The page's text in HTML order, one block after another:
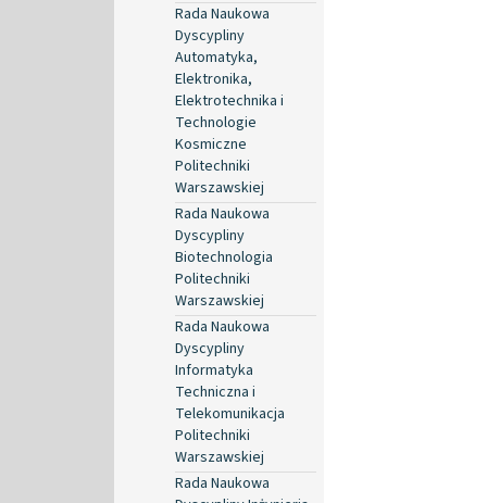
Rada Naukowa
Dyscypliny
Automatyka,
Elektronika,
Elektrotechnika i
Technologie
Kosmiczne
Politechniki
Warszawskiej
Rada Naukowa
Dyscypliny
Biotechnologia
Politechniki
Warszawskiej
Rada Naukowa
Dyscypliny
Informatyka
Techniczna i
Telekomunikacja
Politechniki
Warszawskiej
Rada Naukowa